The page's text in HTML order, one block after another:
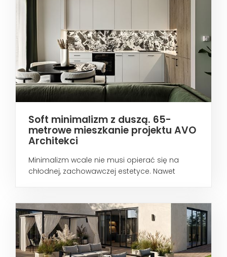
Soft minimalizm z duszą. 65-
metrowe mieszkanie projektu AVO
Architekci
Minimalizm wcale nie musi opierać się na
chłodnej, zachowawczej estetyce. Nawet